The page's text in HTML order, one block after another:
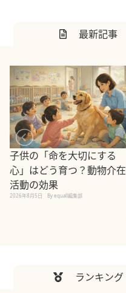
最新記事
子供の「命を大切にする
心」はどう育つ？動物介在
活動の効果
2026年8月5日 By equall編集部
ランキング